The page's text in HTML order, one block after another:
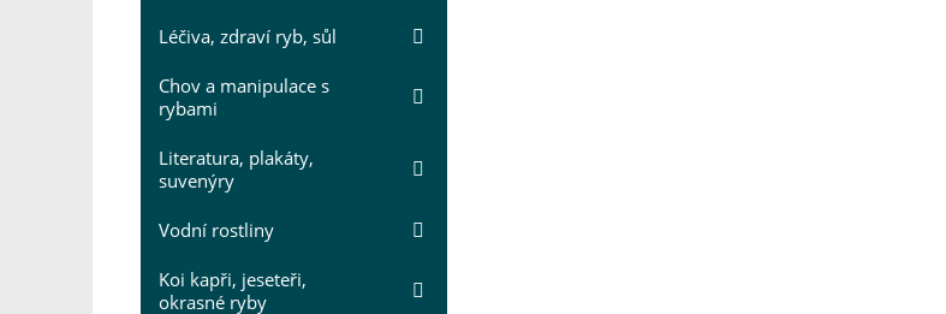
Léčiva, zdraví ryb, sůl
Chov a manipulace s
rybami
Literatura, plakáty,
suvenýry
Vodní rostliny
Koi kapři, jeseteři,
okrasné ryby